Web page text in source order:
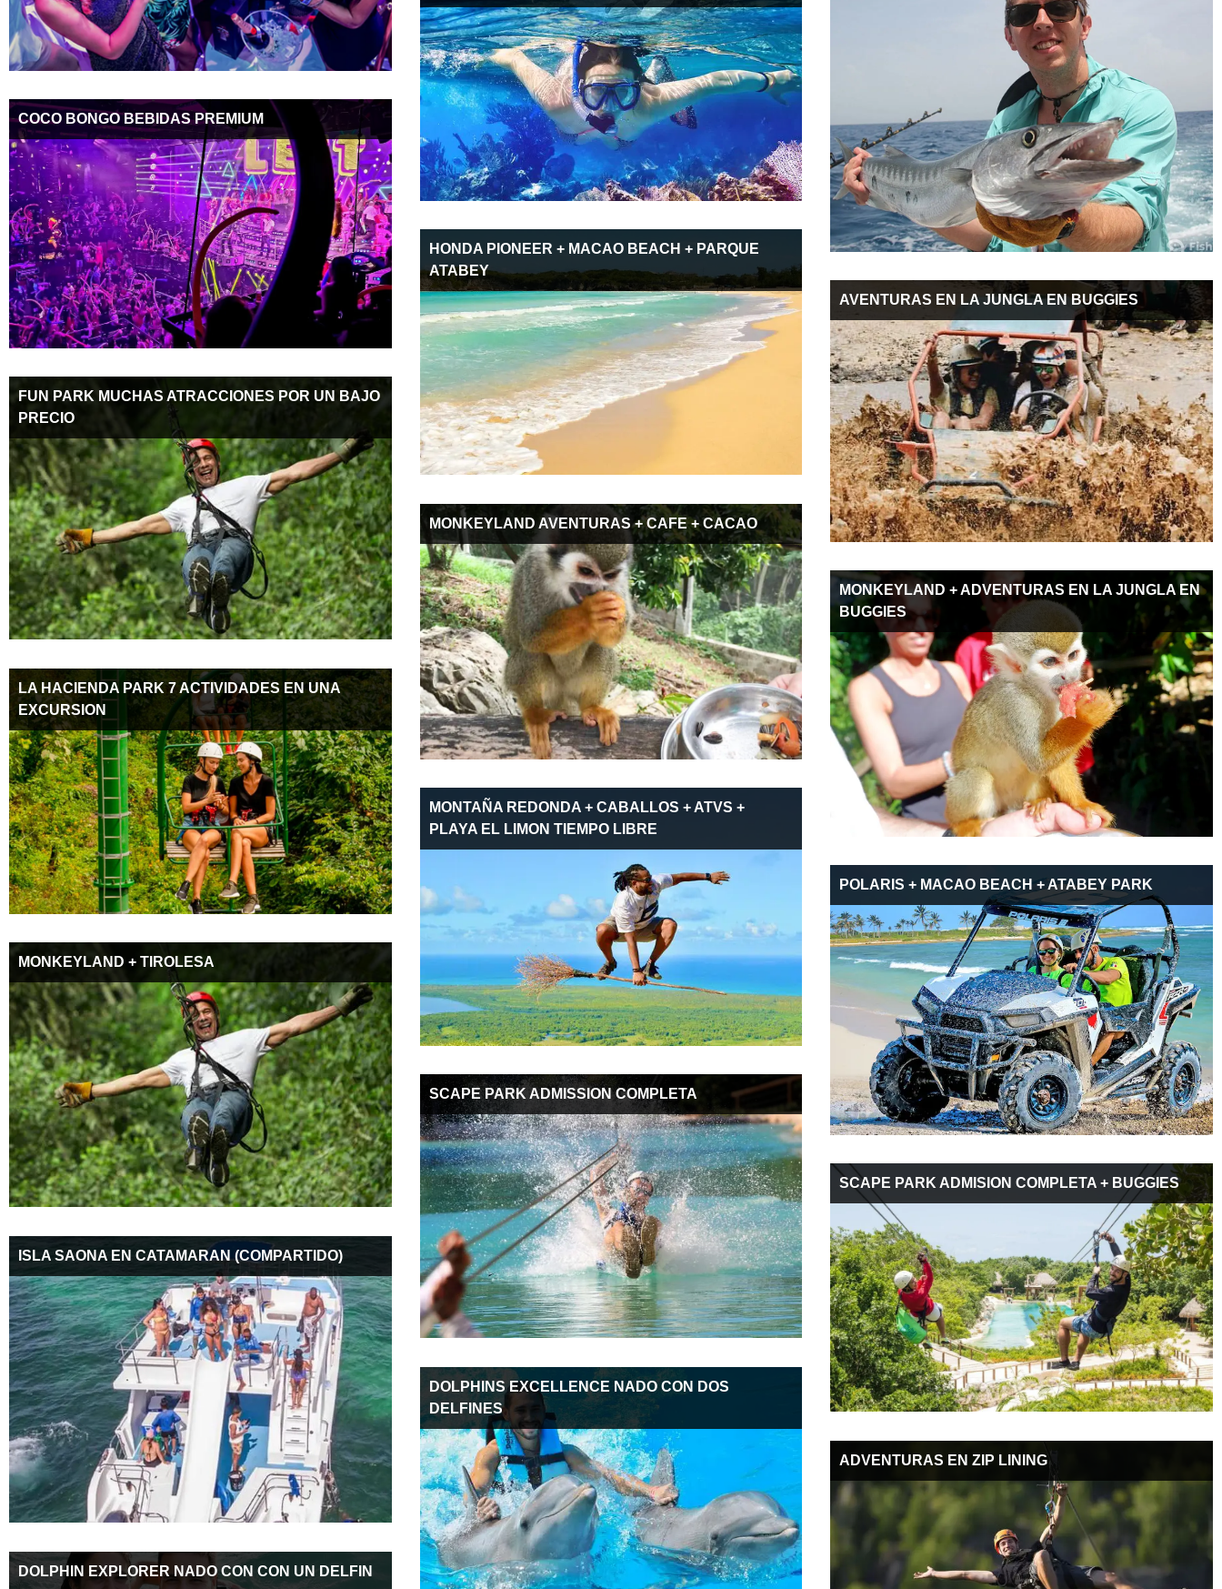
COCO BONGO BEBIDAS PREMIUM
FUN PARK MUCHAS ATRACCIONES POR UN BAJO
PRECIO
HONDA PIONEER + MACAO BEACH + PARQUE
ATABEY
AVENTURAS EN LA JUNGLA EN BUGGIES
LA HACIENDA PARK 7 ACTIVIDADES EN UNA
EXCURSION
MONKEYLAND AVENTURAS + CAFE + CACAO
MONKEYLAND + ADVENTURAS EN LA JUNGLA EN
BUGGIES
MONKEYLAND + TIROLESA
MONTAÑA REDONDA + CABALLOS + ATVS +
PLAYA EL LIMON TIEMPO LIBRE
POLARIS + MACAO BEACH + ATABEY PARK
ISLA SAONA EN CATAMARAN (COMPARTIDO)
SCAPE PARK ADMISSION COMPLETA
SCAPE PARK ADMISION COMPLETA + BUGGIES
DOLPHIN EXPLORER NADO CON CON UN DELFIN
DOLPHINS EXCELLENCE NADO CON DOS
DELFINES
ADVENTURAS EN ZIP LINING